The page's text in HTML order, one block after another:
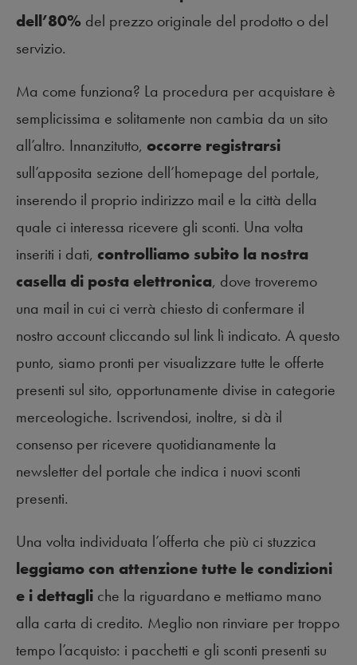
dell’80% del prezzo originale del prodotto o del
servizio.
Ma come funziona? La procedura per acquistare è
semplicissima e solitamente non cambia da un sito
all’altro. Innanzitutto, occorre registrarsi
sull’apposita sezione dell’homepage del portale,
inserendo il proprio indirizzo mail e la città della
quale ci interessa ricevere gli sconti. Una volta
inseriti i dati, controlliamo subito la nostra
casella di posta elettronica, dove troveremo
una mail in cui ci verrà chiesto di confermare il
nostro account cliccando sul link lì indicato. A questo
punto, siamo pronti per visualizzare tutte le offerte
presenti sul sito, opportunamente divise in categorie
merceologiche. Iscrivendosi, inoltre, si dà il
consenso per ricevere quotidianamente la
newsletter del portale che indica i nuovi sconti
presenti.
Una volta individuata l’offerta che più ci stuzzica
leggiamo con attenzione tutte le condizioni
e i dettagli che la riguardano e mettiamo mano
alla carta di credito. Meglio non rinviare per troppo
tempo l’acquisto: i pacchetti e gli sconti presenti su